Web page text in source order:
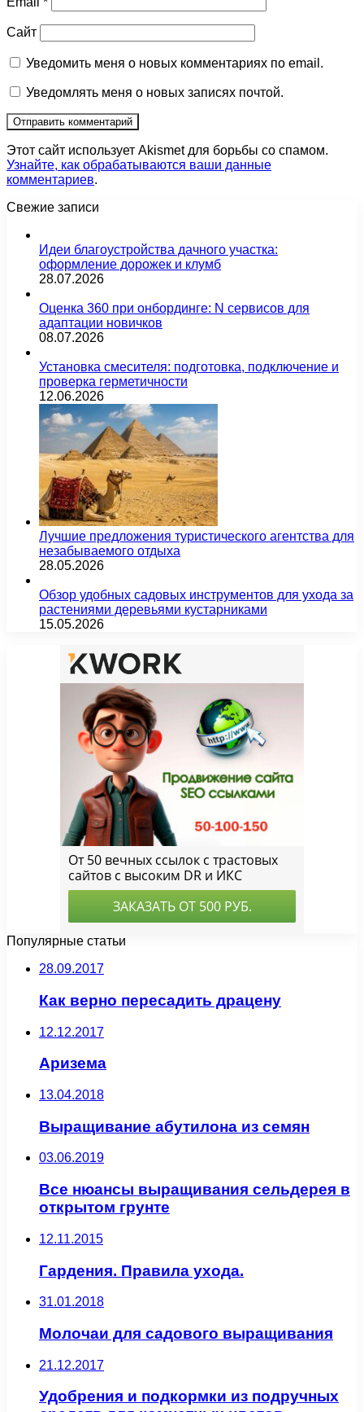
Сайт
Уведомить меня о новых комментариях по email.
Уведомлять меня о новых записях почтой.
Этот сайт использует Akismet для борьбы со спамом.
Узнайте, как обрабатываются ваши данные
комментариев.
Свежие записи
Идеи благоустройства дачного участка:
оформление дорожек и клумб
28.07.2026
Оценка 360 при онбординге: N сервисов для
адаптации новичков
08.07.2026
Установка смесителя: подготовка, подключение и
проверка герметичности
12.06.2026
Лучшие предложения туристического агентства для
незабываемого отдыха
28.05.2026
Обзор удобных садовых инструментов для ухода за
растениями деревьями кустарниками
15.05.2026
Популярные статьи
28.09.2017
Как верно пересадить драцену
12.12.2017
Аризема
13.04.2018
Выращивание абутилона из семян
03.06.2019
Все нюансы выращивания сельдерея в
открытом грунте
12.11.2015
Гардения. Правила ухода.
31.01.2018
Молочаи для садового выращивания
21.12.2017
Удобрения и подкормки из подручных